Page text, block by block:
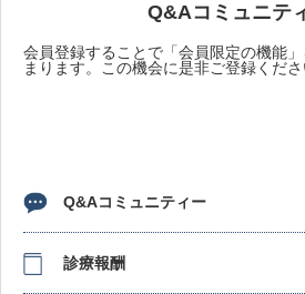
Q&Aコミュニテ
会員登録することで「会員限定の機能
まります。この機会に是非ご登録くださ
Q&Aコミュニティー
診療報酬